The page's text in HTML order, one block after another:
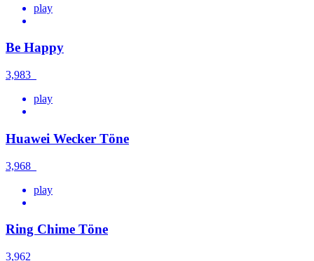
play
Be Happy
3,983
play
Huawei Wecker Töne
3,968
play
Ring Chime Töne
3,962